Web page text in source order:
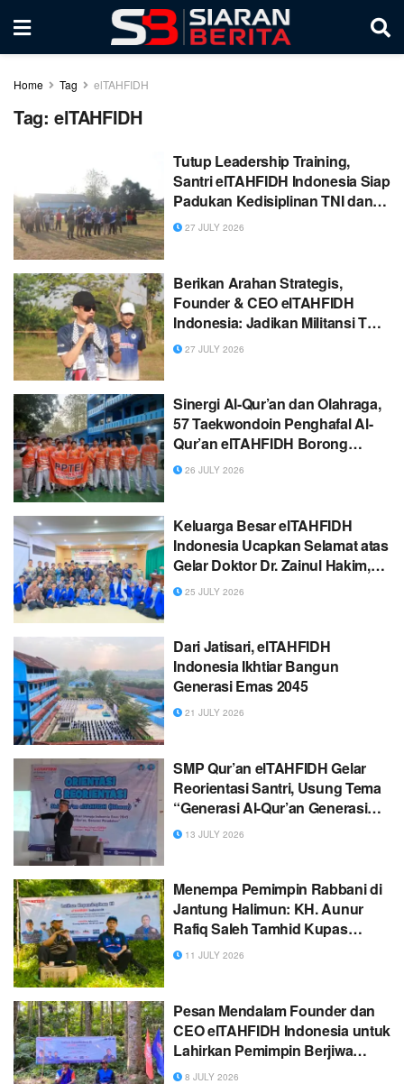
Home Tag elTAHFIDH
Tag: elTAHFIDH
Tutup Leadership Training,
Santri elTAHFIDH Indonesia Siap
Padukan Kedisiplinan TNI dan
Akhlak Qur’ani
27 JULY 2026
Berikan Arahan Strategis,
Founder & CEO elTAHFIDH
Indonesia: Jadikan Militansi TNI
Inspirasi Membangun Jiwa
27 JULY 2026
Sinergi Al-Qur’an dan Olahraga,
57 Taekwondoin Penghafal Al-
Qur’an elTAHFIDH Borong
Medali dalam
26 JULY 2026
Keluarga Besar elTAHFIDH
Indonesia Ucapkan Selamat atas
Gelar Doktor Dr. Zainul Hakim,
Lc., M.Si.
25 JULY 2026
Dari Jatisari, elTAHFIDH
Indonesia Ikhtiar Bangun
Generasi Emas 2045
21 JULY 2026
SMP Qur’an elTAHFIDH Gelar
Reorientasi Santri, Usung Tema
“Generasi Al-Qur’an Generasi
Peradaban”
13 JULY 2026
Menempa Pemimpin Rabbani di
Jantung Halimun: KH. Aunur
Rafiq Saleh Tamhid Kupas
Tuntas Syarat Pemimpin
11 JULY 2026
Pesan Mendalam Founder dan
CEO elTAHFIDH Indonesia untuk
Lahirkan Pemimpin Berjiwa
Qurani
8 JULY 2026